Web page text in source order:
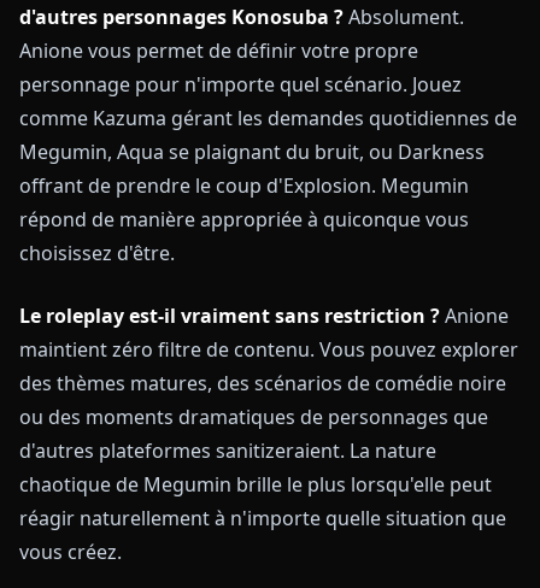
d'autres personnages Konosuba ?Absolument.
Anione vous permet de définir votre propre
personnage pour n'importe quel scénario. Jouez
comme Kazuma gérant les demandes quotidiennes de
Megumin, Aqua se plaignant du bruit, ou Darkness
offrant de prendre le coup d'Explosion. Megumin
répond de manière appropriée à quiconque vous
choisissez d'être.
Le roleplay est-il vraiment sans restriction ?Anione
maintient zéro filtre de contenu. Vous pouvez explorer
des thèmes matures, des scénarios de comédie noire
ou des moments dramatiques de personnages que
d'autres plateformes sanitizeraient. La nature
chaotique de Megumin brille le plus lorsqu'elle peut
réagir naturellement à n'importe quelle situation que
vous créez.